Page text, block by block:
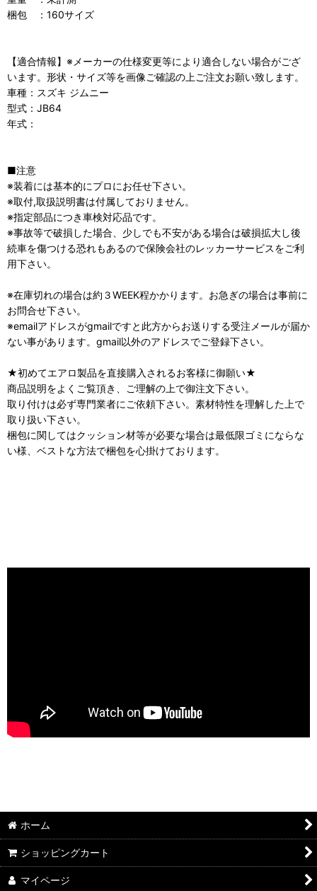
梱包 ：160サイズ
【適合情報】※メーカーの仕様変更等により適合しない場合がござ
います。形状・サイズ等を画像ご確認の上ご注文お願い致します。
車種：スズキ ジムニー
型式：JB64
年式：
■注意
※装着には基本的にプロにお任せ下さい。
※取付,取扱説明書は付属しておりません。
※指定部品につき車検対応品です。
※事故等で破損した場合、少しでも不安がある場合は破損拡大し後
続車を傷つける恐れもあるので保険会社のレッカーサービスをご利
用下さい。
※在庫切れの場合は約３WEEK程かかります。お急ぎの場合は事前に
お問合せ下さい。
※emailアドレスがgmailですと此方からお送りする受注メールが届か
ない事があります。gmail以外のアドレスでご登録下さい。
★初めてエアロ製品を直接購入されるお客様に御願い★
商品説明をよくご覧頂き、ご理解の上で御注文下さい。
取り付けは必ず専門業者にご依頼下さい。素材特性を理解した上で
取り扱い下さい。
梱包に関してはクッション材等が必要な場合は最低限ゴミにならな
い様、ベストな方法で梱包を心掛けております。
ホーム
ショッピングカート
マイページ